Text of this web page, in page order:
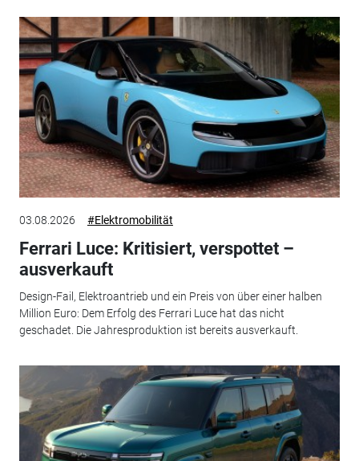
03.08.2026 #Elektromobilität
Ferrari Luce: Kritisiert, verspottet –
ausverkauft
Design-Fail, Elektroantrieb und ein Preis von über einer halben
Million Euro: Dem Erfolg des Ferrari Luce hat das nicht
geschadet. Die Jahresproduktion ist bereits ausverkauft.